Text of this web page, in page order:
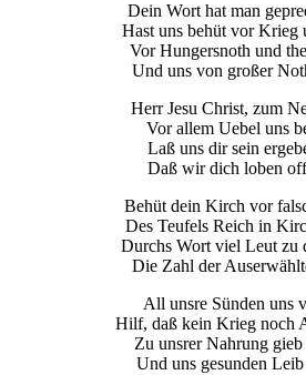
Dein Wort hat man
Hast uns behüt vor Krieg
Vor Hungersnoth und
Und uns von großer
Herr Jesu Christ, zum
Vor allem Uebel uns
Laß uns dir sein
Daß wir dich loben
Behüt dein Kirch vor
Des Teufels Reich in
Durchs Wort viel Leut zu
Die Zahl der
All unsre Sünden uns
Hilf, daß kein Krieg noch
Zu unsrer Nahrung gieb
Und uns gesunden